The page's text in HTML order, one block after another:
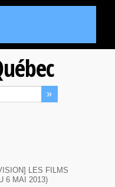
LES FILMS
6 MAI 2013)